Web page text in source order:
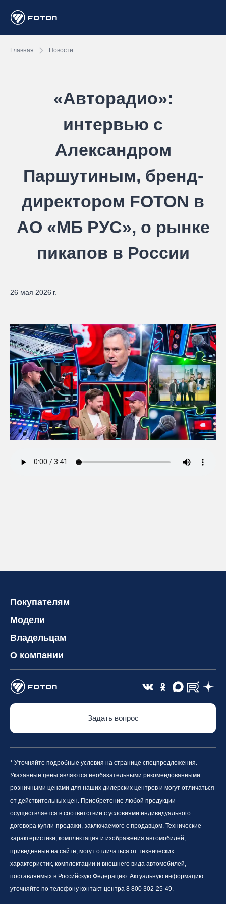
Главная Новости
«Авторадио»:
интервью с
Александром
Паршутиным, бренд-
директором FOTON в
АО «МБ РУС», о рынке
пикапов в России
26 мая 2026 г.
Покупателям
Модели
Владельцам
О компании
Задать вопрос
* Уточняйте подробные условия на странице спецпредложения.
Указанные цены являются необязательными рекомендованными
розничными ценами для наших дилерских центров и могут отличаться
от действительных цен. Приобретение любой продукции
осуществляется в соответствии с условиями индивидуального
договора купли-продажи, заключаемого с продавцом. Технические
характеристики, комплектация и изображения автомобилей,
приведенные на сайте, могут отличаться от технических
характеристик, комплектации и внешнего вида автомобилей,
поставляемых в Российскую Федерацию. Актуальную информацию
уточняйте по телефону контакт-центра 8 800 302-25-49.